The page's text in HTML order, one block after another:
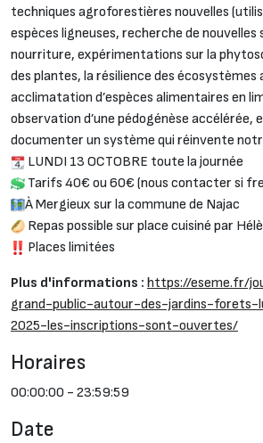
techniques agroforestières nouvelles
espèces ligneuses, recherche de nouvelles
nourriture, expérimentations sur la
des plantes, la résilience des écosystèmes
acclimatation d’espèces alimentaires en
observation d’une pédogénèse
documenter un système qui réinvente
LUNDI 13 OCTOBRE toute la journée
Tarifs 40€ ou 60€ (nous contacter si
À Mergieux sur la commune de Najac
Repas possible sur place cuisiné par
Places limitées
Plus d'informations : https://eseme.fr/
grand-public-autour-des-jardins-
2025-les-inscriptions-sont-ouvertes/
Horaires
00:00:00 - 23:59:59
Date